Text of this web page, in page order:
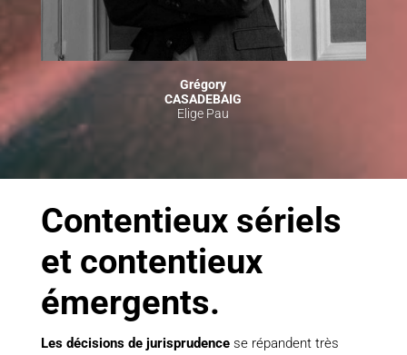
Grégory
CASADEBAIG
Elige Pau
Contentieux sériels
et contentieux
émergents.
Les décisions de jurisprudencese répandent très